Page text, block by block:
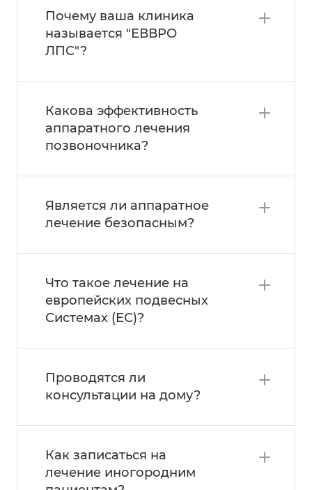
Почему ваша клиника
называется "ЕВВРО
ЛПС"?
Какова эффективность
аппаратного лечения
позвоночника?
Является ли аппаратное
лечение безопасным?
Что такое лечение на
европейских подвесных
Системах (ЕС)?
Проводятся ли
консультации на дому?
Как записаться на
лечение иногородним